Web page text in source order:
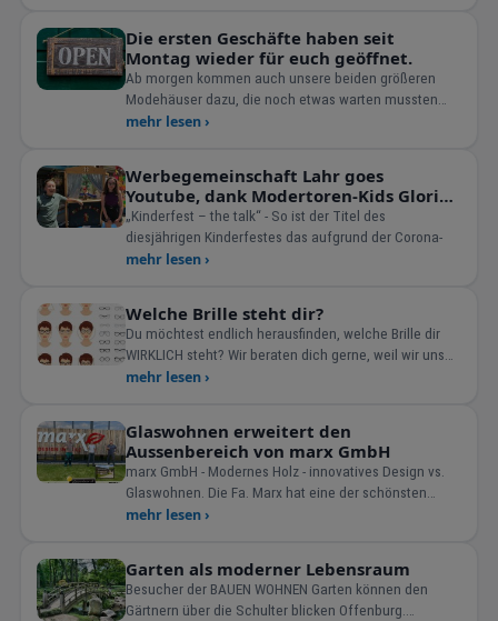
Die ersten Geschäfte haben seit
Montag wieder für euch geöffnet.
Ab morgen kommen auch unsere beiden größeren
Modehäuser dazu, die noch etwas warten mussten
und ihre Ver
mehr lesen ›
Werbegemeinschaft Lahr goes
Youtube, dank Modertoren-Kids Gloria
Hanus und Nevio Nicolosi.
„Kinderfest – the talk“ - So ist der Titel des
diesjährigen Kinderfestes das aufgrund der Corona-
mehr lesen ›
Welche Brille steht dir?
Du möchtest endlich herausfinden, welche Brille dir
WIRKLICH steht? Wir beraten dich gerne, weil wir uns
w&uuml
mehr lesen ›
Glaswohnen erweitert den
Aussenbereich von marx GmbH
marx GmbH - Modernes Holz - innovatives Design vs.
Glaswohnen. Die Fa. Marx hat eine der schönsten
Ausstellungen&n
mehr lesen ›
Garten als moderner Lebensraum
Besucher der BAUEN WOHNEN Garten können den
Gärtnern über die Schulter blicken Offenburg.